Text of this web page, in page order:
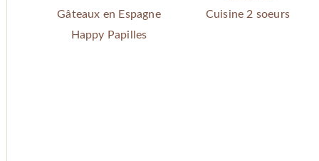
Gâteaux en Espagne
Cuisine 2 soeurs
Happy Papilles